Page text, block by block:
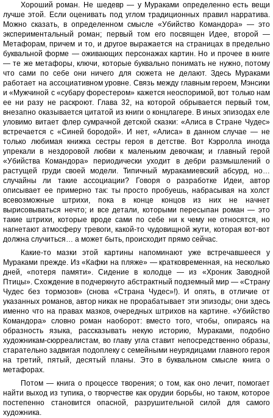
Хороший роман. Не шедевр — у Мураками определенно есть вещи
лучше этой. Если оценивать под углом традиционных правил нарратива.
Можно сказать, в определенном смысле «Убийство Командора» — это
экспериментальный роман; первый том его посвящен Идее, второй —
Метафорам, причем и то, и другое выражается на страницах в предельно
буквальной форме — оживающих персонажах картин. Но и прочее в книге
— те же метафоры, ключи, которые буквально понимать не нужно, потому
что сами по себе они ничего для сюжета не делают. Здесь Мураками
работает на ассоциативном уровне. Связь между главным героем, Мэнсики
и «Мужчиной с «субару форестером» кажется неоспоримой, вот только нам
ее ни разу не раскроют. Глава 32, на которой обрывается первый том,
внезапно оказывается цитатой из книги о концлагере. В иных эпизодах еле
уловимо витает флер сумрачной детской сказки: «Алиса в Стране Чудес»
встречается с «Синей бородой». И нет, «Алиса» в данном случае — не
только любимая книжка сестры героя в детстве. Вот Кэрролла иногда
упрекали в нездоровой любви к маленьким девочкам; и главный герой
«Убийства Командора» периодически уходит в дебри размышлений о
растущей груди своей модели. Типичный муракамиевский абсурд, но…
случайны ли такие ассоциации? Говоря о разработке Идеи, автор
описывает ее примерно так: ты просто пробуешь, набрасывая на холст
всевозможные штрихи, пока в конце концов из них не начнет
вырисовываться нечто; и все детали, которыми пересыпан роман — это
такие штрихи, которые вроде сами по себе ни к чему не относятся, но
нагнетают атмосферу тревоги, какой-то чудовищной жути, которая вот-вот
должна случиться… а может быть, происходит прямо сейчас.
Какие-то мазки этой картины напоминают уже встречавшееся у
Мураками прежде. Из «Кафки на пляже» — кратковременная, на несколько
дней, «потеря памяти». Сидение в колодце — из «Хроник Заводной
Птицы». Схождение в подчеркнуто абстрактный подземный мир — «Страну
Чудес без тормозов» (снова «Страна Чудес»!). И опять, в отличие от
указанных романов, автор никак не прорабатывает эти эпизоды; они здесь
именно что на правах мазков, очередных штрихов на картине. «Убийство
Командора» словно роман наоборот: вместо того, чтобы, опираясь на
образность языка, рассказывать некую историю, Мураками, подобно
художникам-сюрреалистам, во главу угла ставит непосредственно образы,
старательно задвигая подоплеку с семейными неурядицами главного героя
на третий, пятый, десятый планы. Это в буквальном смысле книга о
метафорах.
Потом — книга о процессе творения; о том, как оно лечит, помогает
найти выход из тупика, о творчестве как орудии борьбы, но таком, которое
постепенно становится опасной, разрушительной силой для самого
художника.